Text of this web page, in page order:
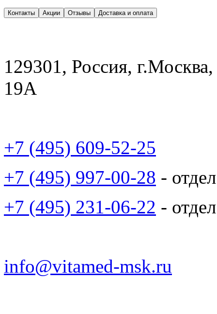
Контакты Акции Отзывы Доставка и оплата
129301, Россия,
19А
+7 (495) 609-52-25
+7 (495) 997-00-28 -
+7 (495) 231-06-22 -
info@vitamed-msk.ru